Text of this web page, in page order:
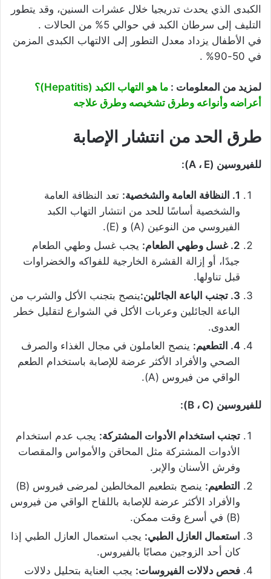
الكبدى الذي يحدث تدريجيا خلال عشرات السنين، وقد يتطور
التليف إلى سرطان الكبد في حوالي 5% من الحالات .
في الأطفال يزداد معدل التطور إلى الالتهاب الكبدى المزمن
في 50-90% .
لمزيد من المعلومات :
ما هو التهاب الكبد (Hepatitis)؟
أعراضه وأنواعه وطرق تشخيصه وطرق علاجه
طرق الحد من انتشار الإصابة
للفيروسين (A ، E):
1. النظافة العامة والشخصية:
تعد النظافة العامة
والشخصية أساسًا للحد من انتشار التهاب الكبد
الفيروسي من النوعين (A) و (E).
2. غسل وطهي الطعام:
يجب غسل وطهي الطعام
جيدًا، أو إزالة القشرة الخارجية للفواكه والخضراوات
قبل تناولها.
3. تجنب الباعة الجائلين:
ينصح بتجنب الأكل والشرب من
الباعة الجائلين وعربات الأكل في الشوارع لتقليل خطر
العدوى.
4. التطعيم:
ينصح العاملون في مجال الغذاء والصرف
الصحي والأفراد الأكثر عرضة للإصابة باستخدام الطعم
الواقي من فيروس (A).
للفيروسين (B ، C):
تجنب استخدام الأدوات المشتركة: يجب عدم استخدام
الأدوات المشتركة مثل المحاقن والأمواس والمقصات
وفرش الأسنان والإبر.
التطعيم:
ينصح بتطعيم المخالطين لمرضى فيروس (B)
والأفراد الأكثر عرضة للإصابة باللقاح الواقي من فيروس
(B) في أسرع وقت ممكن.
استعمال العازل الطبي: يجب استعمال العازل الطبي إذا
كان أحد الزوجين مصابًا بالفيروس.
فحص دلالات الفيروسات: يجب العناية بتحليل دلالات